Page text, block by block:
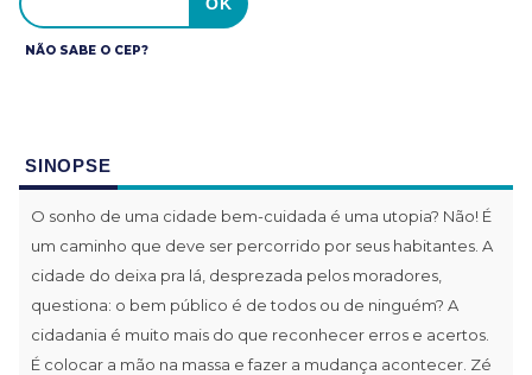
NÃO SABE O CEP?
SINOPSE
O sonho de uma cidade bem-cuidada é uma utopia? Não! É
um caminho que deve ser percorrido por seus habitantes. A
cidade do deixa pra lá, desprezada pelos moradores,
questiona: o bem público é de todos ou de ninguém? A
cidadania é muito mais do que reconhecer erros e acertos.
É colocar a mão na massa e fazer a mudança acontecer. Zé